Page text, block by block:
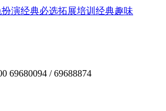
演经典必选拓展培训 经典趣味
69680094 / 69688874